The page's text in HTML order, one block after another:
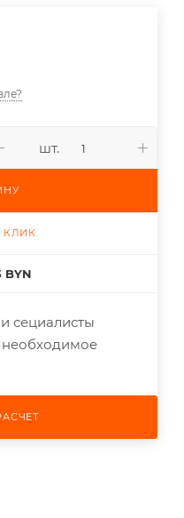
шт.
КЛИК
BYN
сециалисты
необходимое